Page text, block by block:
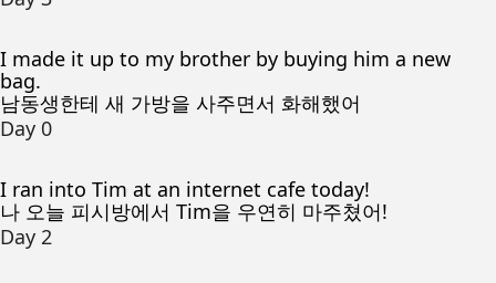
I made it up to my brother by buying him a new
bag.
남동생한테 새 가방을 사주면서 화해했어
Day 0
I ran into Tim at an internet cafe today!
나 오늘 피시방에서 Tim을 우연히 마주쳤어!
Day 2